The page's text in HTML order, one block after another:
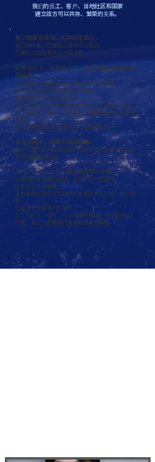
我们的员工、客户、当地社区和国家
建立双方可以共存、繁荣的关系。
客户就像支撑我们生存的生命线。
我们倾听客户的善意之言并尽力而为。
不要忘记向顾客表达您的谢意。
公司与员工，公司与员工，是同舟共济的命运共
同体成员。
让共同的灵魂彼此满足，长久航行一帆风顺。
当公司的目标和员工的目标一致时
其推进效率提供了最大效率。
公司前进的方向是既实现公司利益又实现员工利益。
为了实现这一目标，公司和员工需要愿意妥协并互相
考虑。
我认为最重要的美德是你们对彼此的感觉。
企业发展了，就会对国家有用。
我们的目标是利用公司的利润来支持社会弱势群体并
帮助改善基础设施。
员工、员工、员工，都注定是同一条船。
让共同的灵魂彼此满足，长久航行一帆风顺。
这是关于互相尊重。
互相尊重的最好方式就是以尊重的方式交谈，表达善
意，
这是关于赞扬彼此的优点。
为了实现这一目标，员工需要愿意让步并互相体贴。
毕竟，我认为最重要的美德是彼此的感受。